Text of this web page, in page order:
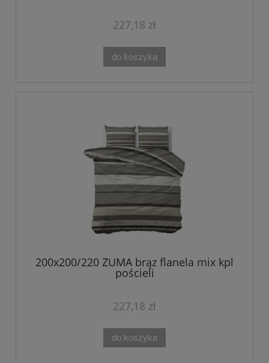
227,18 zł
do koszyka
200x200/220 ZUMA brąz flanela mix kpl
pościeli
227,18 zł
do koszyka